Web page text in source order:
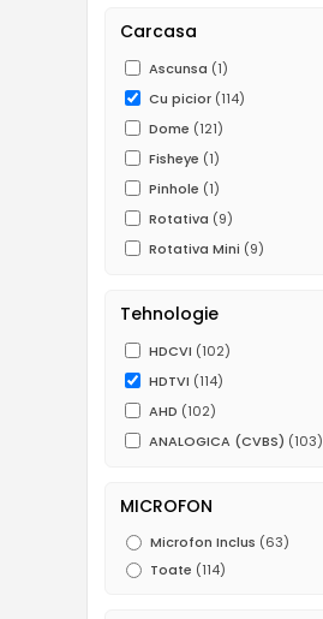
Carcasa
Ascunsa (1)
Cu picior (114)
Dome (121)
Fisheye (1)
Pinhole (1)
Rotativa (9)
Rotativa Mini (9)
Tehnologie
HDCVI (102)
HDTVI (114)
AHD (102)
ANALOGICA (CVBS) (103)
MICROFON
Microfon Inclus (63)
Toate (114)